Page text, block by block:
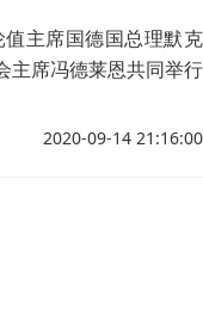
主席国德国总理默克
主席冯德莱恩共同举行
2020-09-14 21:16:00